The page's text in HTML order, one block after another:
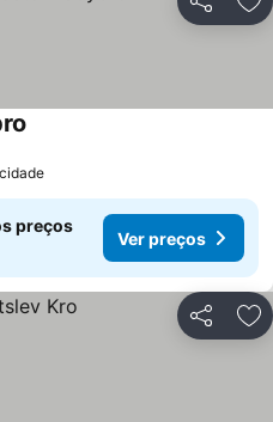
Partilhar
preços
Ver preços
Partilhar